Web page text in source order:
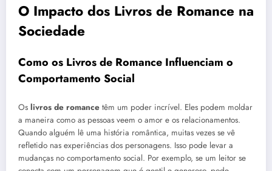
O Impacto dos Livros de Romance na
Sociedade
Como os Livros de Romance Influenciam o
Comportamento Social
Os livros de romance têm um poder incrível. Eles podem moldar
a maneira como as pessoas veem o amor e os relacionamentos.
Quando alguém lê uma história romântica, muitas vezes se vê
refletido nas experiências dos personagens. Isso pode levar a
mudanças no comportamento social. Por exemplo, se um leitor se